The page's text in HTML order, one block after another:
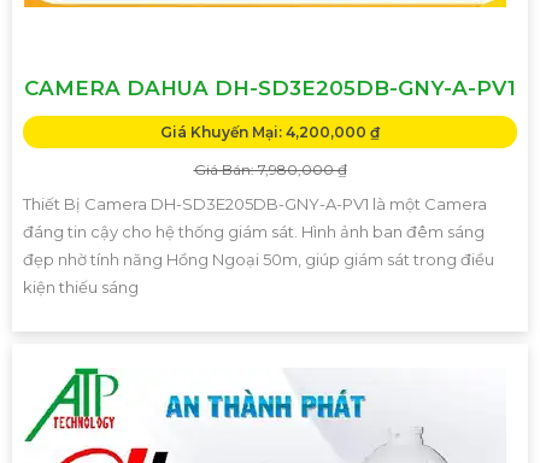
CAMERA DAHUA DH-SD3E205DB-GNY-A-PV1
Giá Khuyến Mại: 4,200,000 ₫
Giá Bán: 7,980,000 ₫
Thiết Bị Camera DH-SD3E205DB-GNY-A-PV1 là một Camera
đáng tin cậy cho hệ thống giám sát. Hình ảnh ban đêm sáng
đẹp nhờ tính năng Hồng Ngoại 50m, giúp giám sát trong điều
kiện thiếu sáng